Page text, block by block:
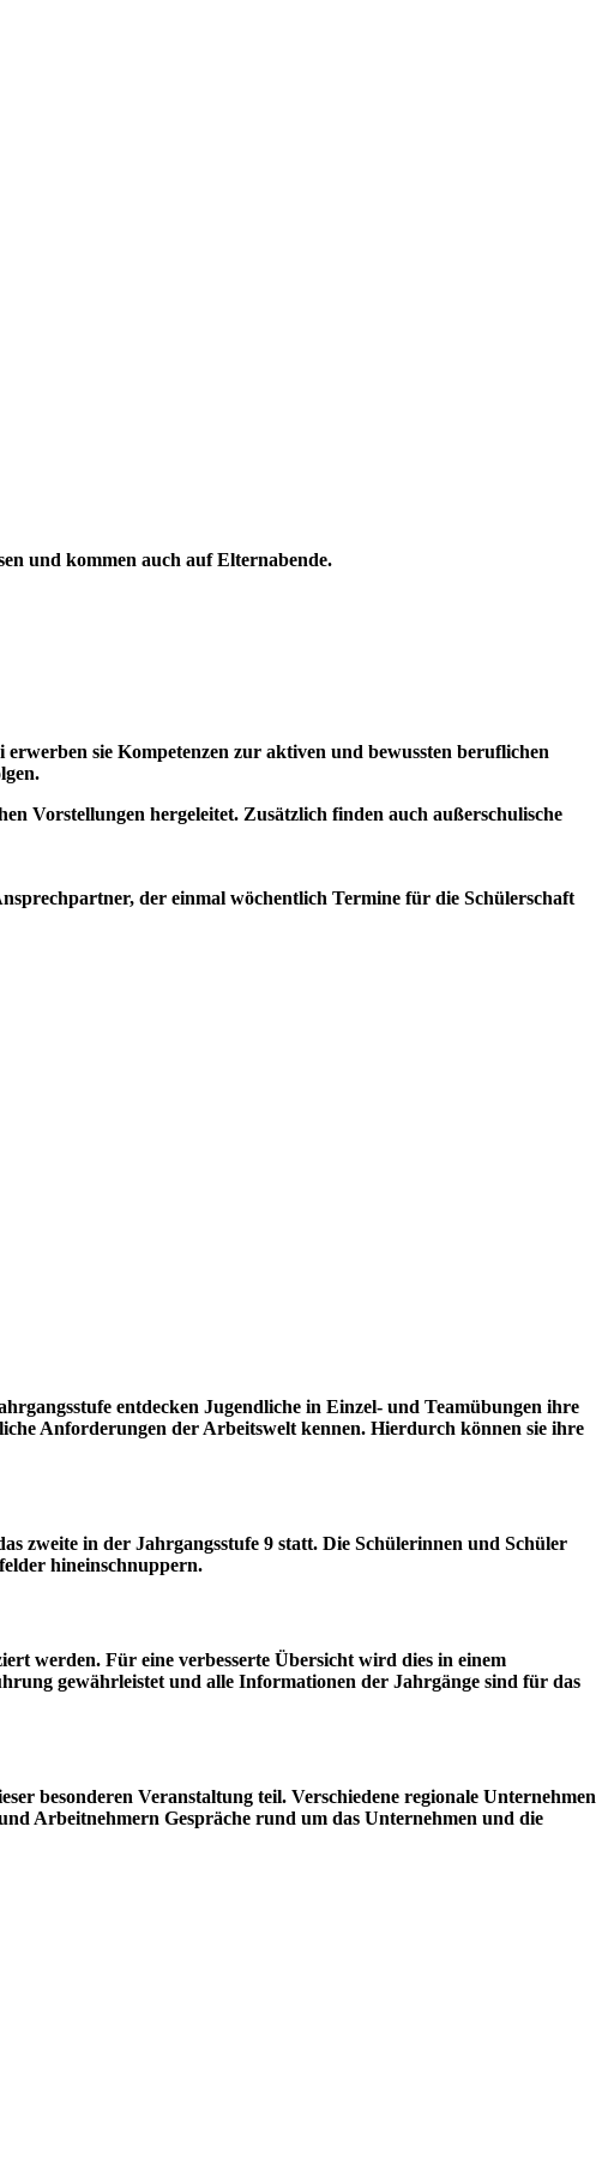
und kommen auch auf Elternabende.
sie Kompetenzen zur aktiven und bewussten beruflichen
Vorstellungen hergeleitet. Zusätzlich finden auch außerschulische
der einmal wöchentlich Termine für die Schülerschaft
entdecken Jugendliche in Einzel- und Teamübungen ihre
Anforderungen der Arbeitswelt kennen. Hierdurch können sie ihre
zweite in der Jahrgangsstufe 9 statt. Die Schülerinnen und Schüler
hineinschnuppern.
werden. Für eine verbesserte Übersicht wird dies in einem
gewährleistet und alle Informationen der Jahrgänge sind für das
besonderen Veranstaltung teil. Verschiedene regionale Unternehmen
Arbeitnehmern Gespräche rund um das Unternehmen und die